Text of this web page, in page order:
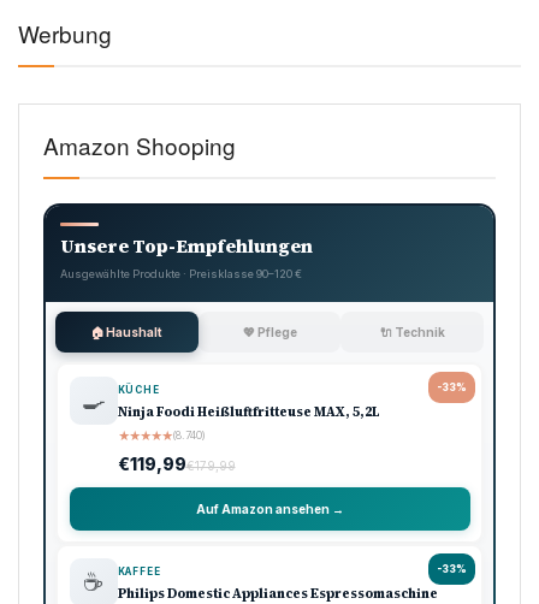
Werbung
Amazon Shooping
Unsere Top-Empfehlungen
Ausgewählte Produkte · Preisklasse 90–120 €
🏠 Haushalt 💖 Pflege 🔌 Technik
-33%
🍳 KÜCHE
Ninja Foodi Heißluftfritteuse MAX, 5,2L
★★★★★(8.740)
€119,99€179,99
Auf Amazon ansehen →
-33%
☕ KAFFEE
Philips Domestic Appliances Espressomaschine